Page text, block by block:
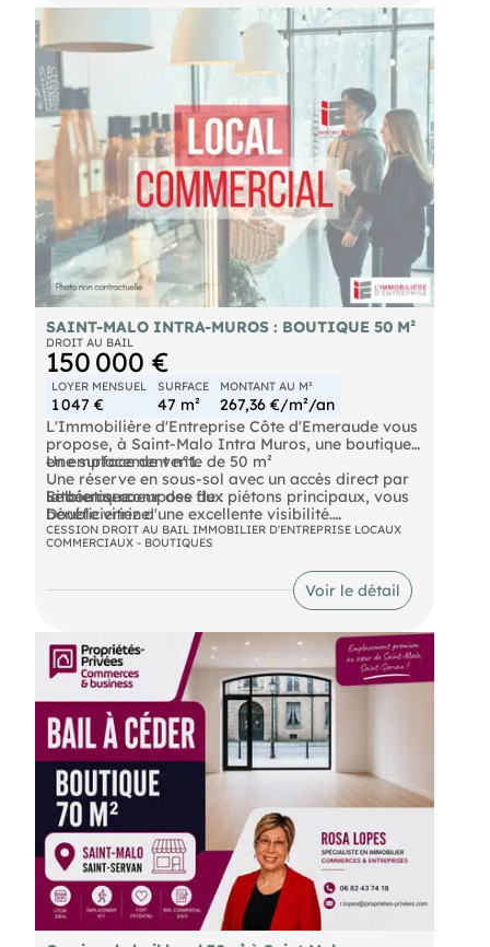
une activité commerciale dans de bonnes
conditions. Ils comprennent également un arrière-
magasin offrant un espace de stockage et
d'organisation complémentaire. L'ensemble
développe une surface totale d'environ 110 m²,
offrant de beaux volumes et de nombreuses
possibilités d'aménagement selon le projet du
futur exploitant. Le loyer mensuel s'élève à 1 029 €
HT. Conditions de la cession : nous consulter.
SAINT-MALO INTRA-MUROS : BOUTIQUE 50 M²
DROIT AU BAIL
150 000 €
LOYER MENSUEL
1 047 €
SURFACE
47 m²
MONTANT AU M²
267,36 €/m²/an
L'Immobilière d'Entreprise Côte d'Emeraude vous
propose, à Saint-Malo Intra Muros, une boutique
en emplacement n°1.
Le bien se compose de :
Une surface de vente de 50 m²
Une réserve en sous-sol avec un accès direct par
la boutique
Double vitrine
Située au coeur des flux piétons principaux, vous
bénéficieriez d'une excellente visibilité.
DPE En cours
CESSION DROIT AU BAIL IMMOBILIER D'ENTREPRISE LOCAUX
COMMERCIAUX - BOUTIQUES
Voir le détail